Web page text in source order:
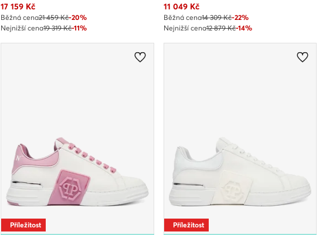
Aktuální cena
17 159 Kč
Běžná cena21 459 Kč-20%
Nejnižší cena19 319 Kč-11%
Aktuální cena
11 049Kč
Běžná cena14 309 Kč-22%
Nejnižší cena12 879 Kč-14%
Příležitost Příležitost